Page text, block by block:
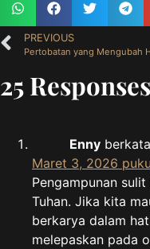
PREVIOUS
25 Responses
Enny
Maret 3, 2026
Pengampunan
Tuhan. Jika kita
berkarya dalam
melepaskan pada